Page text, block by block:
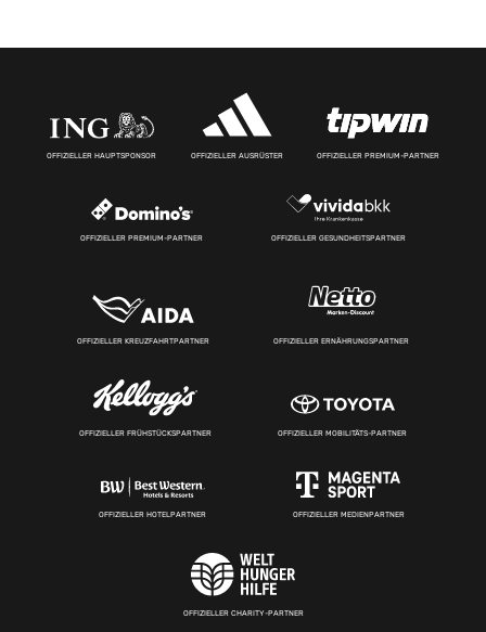
OFFIZIELLER HAUPTSPONSOR OFFIZIELLER AUSRÜSTER OFFIZIELLER PREMIUM-PARTNER
OFFIZIELLER PREMIUM-PARTNER OFFIZIELLER GESUNDHEITSPARTNER
OFFIZIELLER KREUZFAHRTPARTNER OFFIZIELLER ERNÄHRUNGSPARTNER
OFFIZIELLER FRÜHSTÜCKSPARTNER OFFIZIELLER MOBILITÄTS-PARTNER
OFFIZIELLER HOTELPARTNER OFFIZIELLER MEDIENPARTNER
OFFIZIELLER CHARITY-PARTNER